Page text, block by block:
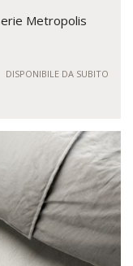
Metropolis
DISPONIBILE DA SUBITO